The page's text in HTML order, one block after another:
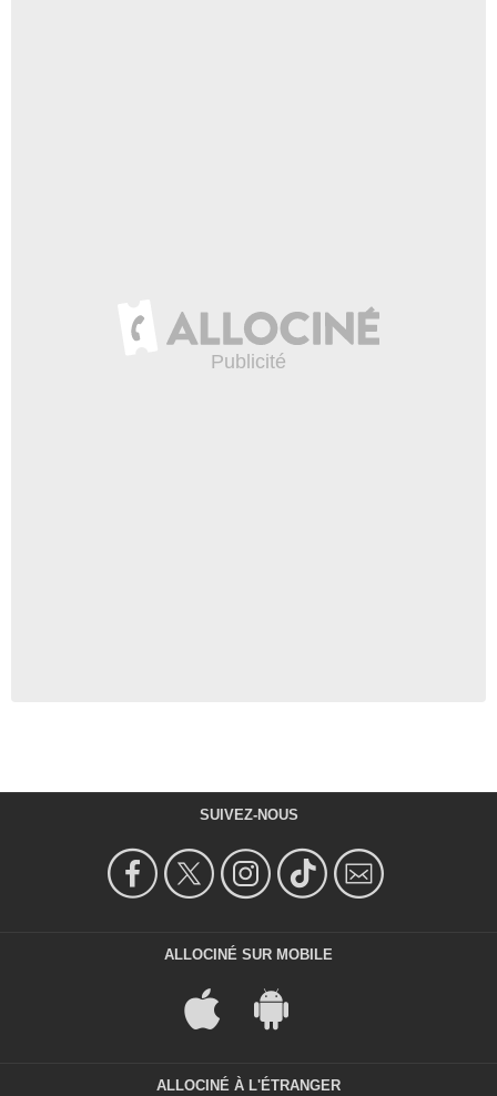
SUIVEZ-NOUS
ALLOCINÉ SUR MOBILE
ALLOCINÉ À L'ÉTRANGER